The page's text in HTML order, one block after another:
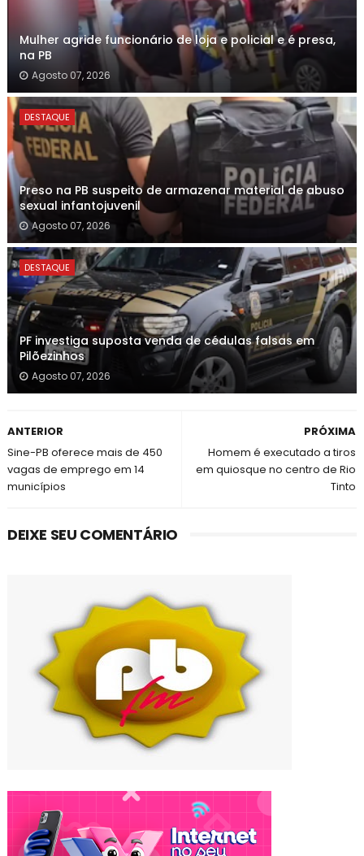
Mulher agride funcionário de loja e policial e é presa,
na PB
Agosto 07, 2026
DESTAQUE
Preso na PB suspeito de armazenar material de abuso
sexual infantojuvenil
Agosto 07, 2026
DESTAQUE
PF investiga suposta venda de cédulas falsas em
Pilõezinhos
Agosto 07, 2026
PRÓXIMA
Homem é executado a tiros
em quiosque no centro de Rio
Tinto
ANTERIOR
Sine-PB oferece mais de 450
vagas de emprego em 14
municípios
DEIXE SEU COMENTÁRIO